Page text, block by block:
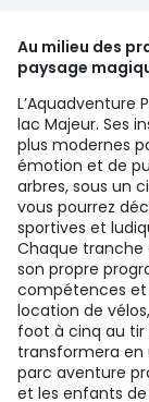
Au milieu des
paysage
L’Aquadventure
lac Majeur. Ses
plus modernes
émotion et de
arbres, sous un
vous pourrez
sportives et
Chaque tranche
son propre
compétences et
location de
foot à cinq au tir
transformera en
parc aventure
et les enfants de